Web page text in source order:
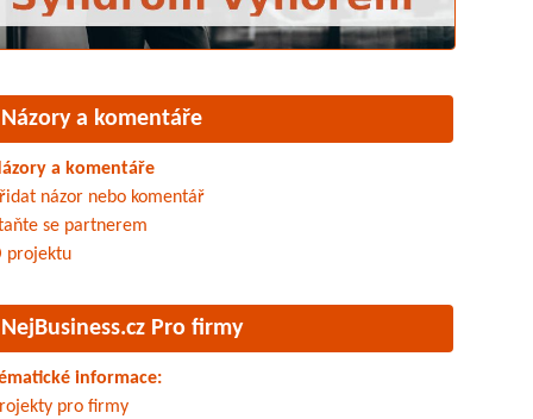
Názory a komentáře
a komentáře
názor nebo komentář
se partnerem
projektu
NejBusiness.cz Pro firmy
informace:
pro firmy